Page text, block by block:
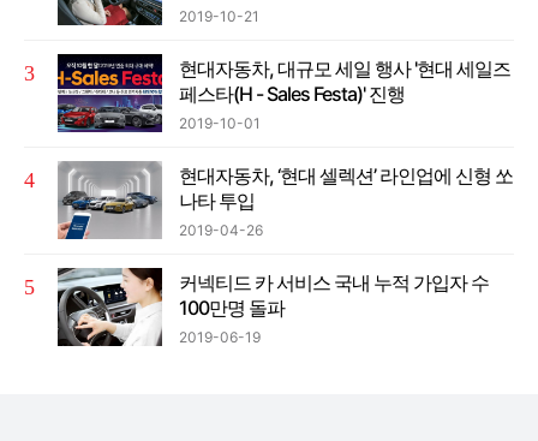
2019-10-21
현대자동차, 대규모 세일 행사 '현대 세일즈
페스타(H - Sales Festa)' 진행
2019-10-01
현대자동차, ‘현대 셀렉션’ 라인업에 신형 쏘
나타 투입
2019-04-26
커넥티드 카 서비스 국내 누적 가입자 수
100만명 돌파
2019-06-19